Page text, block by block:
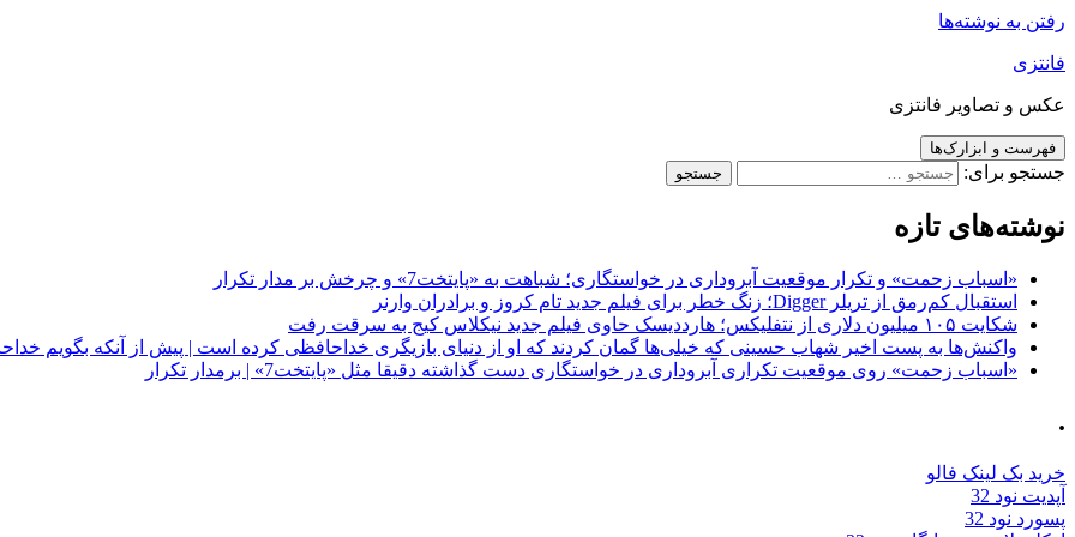
رفتن به نوشته‌ها
فانتزی
عکس و تصاویر فانتزی
فهرست و ابزارک‌ها
جستجو برای:
نوشته‌های تازه
«اسباب زحمت» و تکرار موقعیت آبروداری در خواستگاری؛ شباهت به «پایتخت7» و چرخش بر مدار تکرار
استقبال کم‌رمق از تریلر Digger؛ زنگ خطر برای فیلم جدید تام کروز و برادران وارنر
شکایت ۱۰۵ میلیون دلاری از نتفلیکس؛ هارددیسک حاوی فیلم جدید نیکلاس کیج به سرقت رفت
واکنش‌ها به پست اخیر شهاب حسینی که خیلی‌ها گمان کردند که او از دنیای بازیگری خداحافظی کرده است | پیش از آنکه بگویم
«اسباب زحمت» روی موقعیت تکراری آبروداری در خواستگاری دست گذاشته دقیقا مثل «پایتخت7» | برمدار تکرار
.
خرید بک لینک فالو
آپدیت نود 32
پسورد نود 32